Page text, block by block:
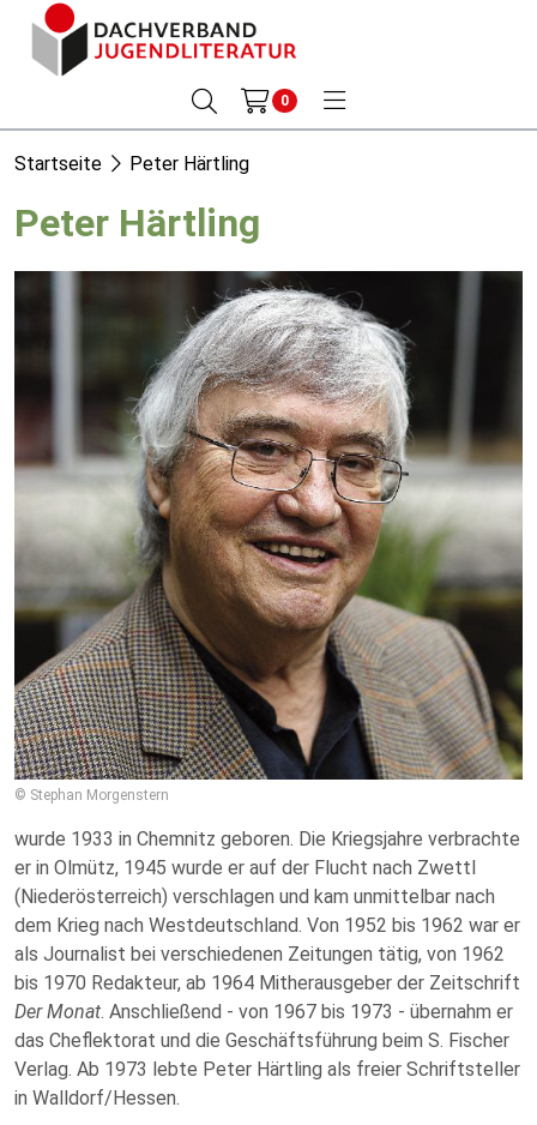
0
Startseite Peter Härtling
Peter Härtling
© Stephan Morgenstern
wurde 1933 in Chemnitz geboren. Die Kriegsjahre verbrachte
er in Olmütz, 1945 wurde er auf der Flucht nach Zwettl
(Niederösterreich) verschlagen und kam unmittelbar nach
dem Krieg nach Westdeutschland. Von 1952 bis 1962 war er
als Journalist bei verschiedenen Zeitungen tätig, von 1962
bis 1970 Redakteur, ab 1964 Mitherausgeber der Zeitschrift
Der Monat. Anschließend - von 1967 bis 1973 - übernahm er
das Cheflektorat und die Geschäftsführung beim S. Fischer
Verlag. Ab 1973 lebte Peter Härtling als freier Schriftsteller
in Walldorf/Hessen.